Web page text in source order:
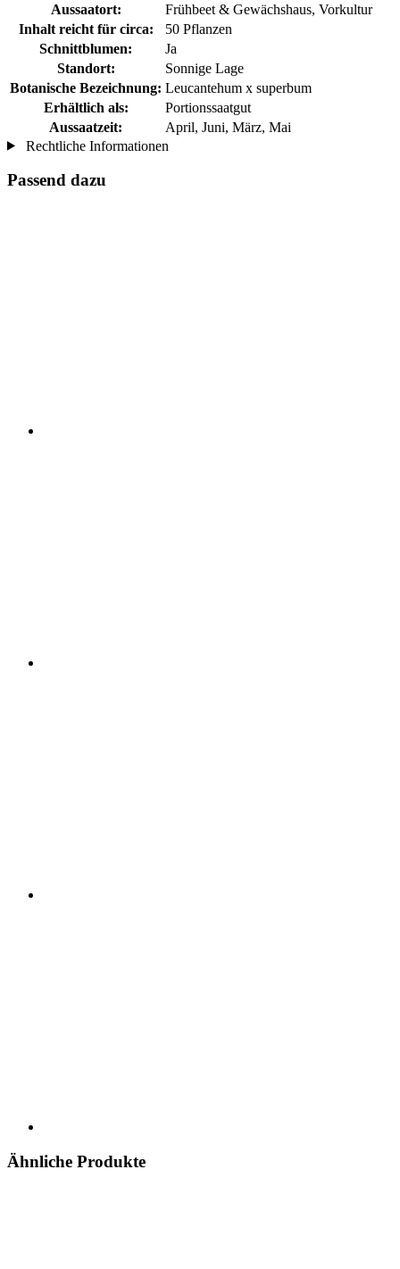
Aussaatort:
Frühbeet & Gewächshaus, Vorkultur
Inhalt reicht für circa:
50 Pflanzen
Schnittblumen:
Ja
Standort:
Sonnige Lage
Botanische Bezeichnung: Leucantehum x superbum
Erhältlich als:
Portionssaatgut
Aussaatzeit:
April, Juni, März, Mai
Rechtliche Informationen
Passend dazu
Ähnliche Produkte